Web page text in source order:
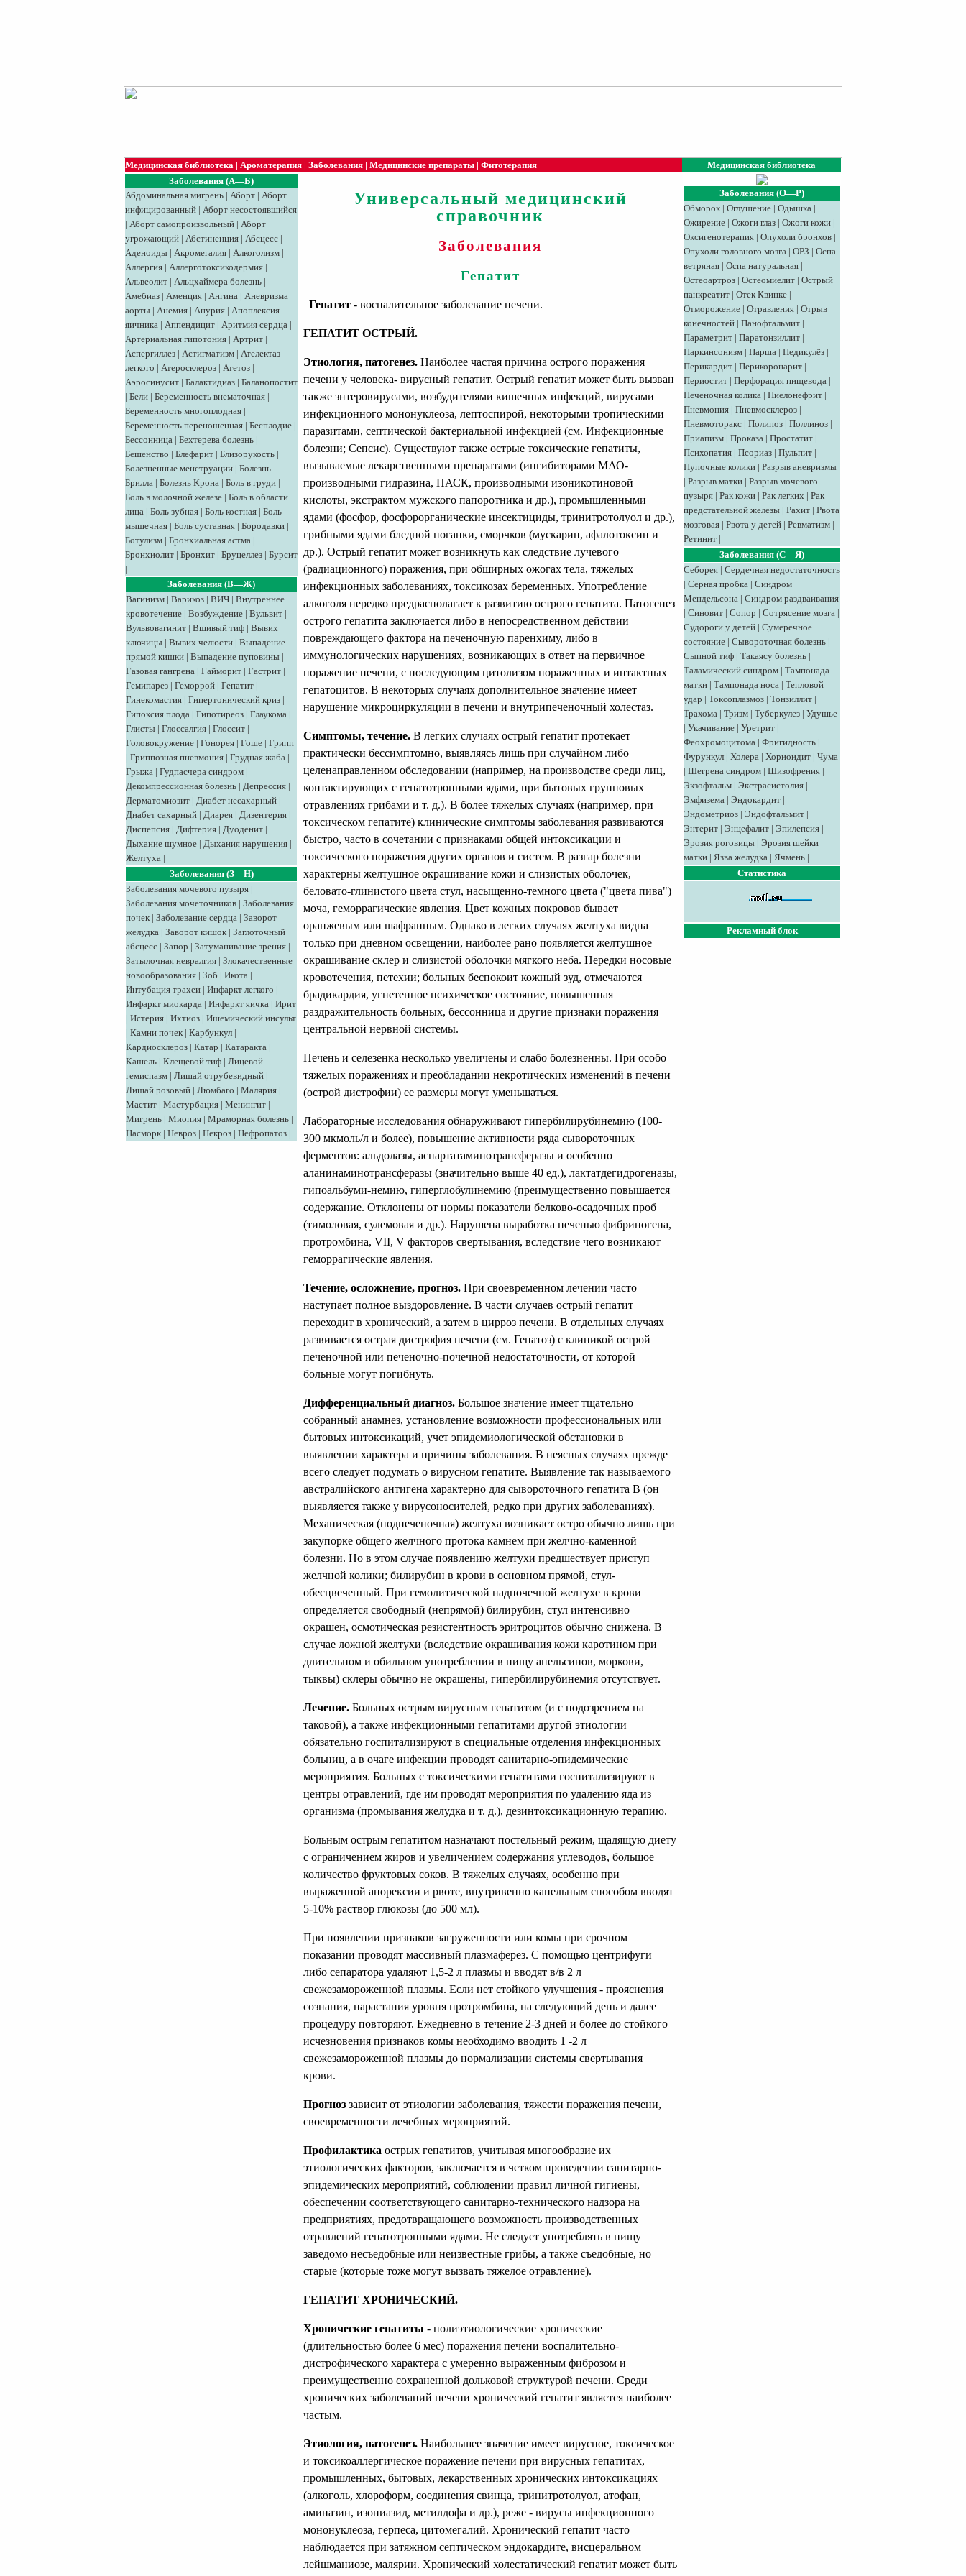
Медицинская библиотека | Ароматерапия | Заболевания | Медицинские препараты | Фитотерапия
Медицинская библиотека
Заболевания (А—Б)
Абдоминальная мигрень | Аборт | Аборт
инфицированный | Аборт несостоявшийся
| Аборт самопроизвольный | Аборт
угрожающий | Абстиненция | Абсцесс |
Аденоиды | Акромегалия | Алкоголизм |
Аллергия | Аллерготоксикодермия |
Альвеолит | Альцхаймера болезнь |
Амебиаз | Аменция | Ангина | Аневризма
аорты | Анемия | Анурия | Апоплексия
яичника | Аппендицит | Аритмия сердца |
Артериальная гипотония | Артрит |
Аспергиллез | Астигматизм | Ателектаз
легкого | Атеросклероз | Атетоз |
Аэросинусит | Балактидиаз | Баланопостит
| Бели | Беременность внематочная |
Беременность многоплодная |
Беременность переношенная | Бесплодие |
Бессонница | Бехтерева болезнь |
Бешенство | Блефарит | Близорукость |
Болезненные менструации | Болезнь
Брилла | Болезнь Крона | Боль в груди |
Боль в молочной железе | Боль в области
лица | Боль зубная | Боль костная | Боль
мышечная | Боль суставная | Бородавки |
Ботулизм | Бронхиальная астма |
Бронхиолит | Бронхит | Бруцеллез | Бурсит
|
Заболевания (В—Ж)
Вагинизм | Варикоз | ВИЧ | Внутреннее
кровотечение | Возбуждение | Вульвит |
Вульвовагинит | Вшивый тиф | Вывих
ключицы | Вывих челюсти | Выпадение
прямой кишки | Выпадение пуповины |
Газовая гангрена | Гайморит | Гастрит |
Гемипарез | Геморрой | Гепатит |
Гинекомастия | Гипертонический криз |
Гипоксия плода | Гипотиреоз | Глаукома |
Глисты | Глоссалгия | Глоссит |
Головокружение | Гонорея | Гоше | Грипп
| Гриппозная пневмония | Грудная жаба |
Грыжа | Гудпасчера синдром |
Декомпрессионная болезнь | Депрессия |
Дерматомиозит | Диабет несахарный |
Диабет сахарный | Диарея | Дизентерия |
Диспепсия | Дифтерия | Дуоденит |
Дыхание шумное | Дыхания нарушения |
Желтуха |
Заболевания (З—Н)
Заболевания мочевого пузыря |
Заболевания мочеточников | Заболевания
почек | Заболевание сердца | Заворот
желудка | Заворот кишок | Заглоточный
абсцесс | Запор | Затуманивание зрения |
Затылочная невралгия | Злокачественные
новообразования | Зоб | Икота |
Интубация трахеи | Инфаркт легкого |
Инфаркт миокарда | Инфаркт яичка | Ирит
| Истерия | Ихтиоз | Ишемический инсульт
| Камни почек | Карбункул |
Кардиосклероз | Катар | Катаракта |
Кашель | Клещевой тиф | Лицевой
гемиспазм | Лишай отрубевидный |
Лишай розовый | Люмбаго | Малярия |
Мастит | Мастурбация | Менингит |
Мигрень | Миопия | Мраморная болезнь |
Насморк | Невроз | Некроз | Нефропатоз |
Универсальный медицинский
справочник
Заболевания
Гепатит
Гепатит - воспалительное заболевание печени.
ГЕПАТИТ ОСТРЫЙ.
Этиология, патогенез. Наиболее частая причина острого поражения
печени у человека- вирусный гепатит. Острый гепатит может быть вызван
также знтеровирусами, возбудителями кишечных инфекций, вирусами
инфекционного мононуклеоза, лептоспирой, некоторыми тропическими
паразитами, септической бактериальной инфекцией (см. Инфекционные
болезни; Сепсис). Существуют также острые токсические гепатиты,
вызываемые лекарственными препаратами (ингибиторами МАО-
производными гидразина, ПАСК, производными изоникотиновой
кислоты, экстрактом мужского папоротника и др.), промышленными
ядами (фосфор, фосфорорганические инсектициды, тринитротолуол и др.),
грибными ядами бледной поганки, сморчков (мускарин, афалотоксин и
др.). Острый гепатит может возникнуть как следствие лучевого
(радиационного) поражения, при обширных ожогах тела, тяжелых
инфекционных заболеваниях, токсикозах беременных. Употребление
алкоголя нередко предрасполагает к развитию острого гепатита. Патогенез
острого гепатита заключается либо в непосредственном действии
повреждающего фактора на печеночную паренхиму, либо в
иммунологических нарушениях, возникающих в ответ на первичное
поражение печени, с последующим цитолизом пораженных и интактных
гепатоцитов. В некоторых случаях дополнительное значение имеет
нарушение микроциркуляции в печени и внутрипеченочный холестаз.
Симптомы, течение. В легких случаях острый гепатит протекает
практически бессимптомно, выявляясь лишь при случайном либо
целенаправленном обследовании (например, на производстве среди лиц,
контактирующих с гепатотропными ядами, при бытовых групповых
отравлениях грибами и т. д.). В более тяжелых случаях (например, при
токсическом гепатите) клинические симптомы заболевания развиваются
быстро, часто в сочетании с признаками общей интоксикации и
токсического поражения других органов и систем. В разгар болезни
характерны желтушное окрашивание кожи и слизистых оболочек,
беловато-глинистого цвета стул, насыщенно-темного цвета ("цвета пива")
моча, геморрагические явления. Цвет кожных покровов бывает
оранжевым или шафранным. Однако в легких случаях желтуха видна
только при дневном освещении, наиболее рано появляется желтушное
окрашивание склер и слизистой оболочки мягкого неба. Нередки носовые
кровотечения, петехии; больных беспокоит кожный зуд, отмечаются
брадикардия, угнетенное психическое состояние, повышенная
раздражительность больных, бессонница и другие признаки поражения
центральной нервной системы.
Печень и селезенка несколько увеличены и слабо болезненны. При особо
тяжелых поражениях и преобладании некротических изменений в печени
(острой дистрофии) ее размеры могут уменьшаться.
Лабораторные исследования обнаруживают гипербилирубинемию (100-
300 мкмоль/л и более), повышение активности ряда сывороточных
ферментов: альдолазы, аспартатаминотрансферазы и особенно
аланинаминотрансферазы (значительно выше 40 ед.), лактатдегидрогеназы,
гипоальбуми-немию, гиперглобулинемию (преимущественно повышается
содержание. Отклонены от нормы показатели белково-осадочных проб
(тимоловая, сулемовая и др.). Нарушена выработка печенью фибриногена,
протромбина, VII, V факторов свертывания, вследствие чего возникают
геморрагические явления.
Течение, осложнение, прогноз. При своевременном лечении часто
наступает полное выздоровление. В части случаев острый гепатит
переходит в хронический, а затем в цирроз печени. В отдельных случаях
развивается острая дистрофия печени (см. Гепатоз) с клиникой острой
печеночной или печеночно-почечной недостаточности, от которой
больные могут погибнуть.
Дифференциальный диагноз. Большое значение имеет тщательно
собранный анамнез, установление возможности профессиональных или
бытовых интоксикаций, учет эпидемиологической обстановки в
выявлении характера и причины заболевания. В неясных случаях прежде
всего следует подумать о вирусном гепатите. Выявление так называемого
австралийского антигена характерно для сывороточного гепатита В (он
выявляется также у вирусоносителей, редко при других заболеваниях).
Механическая (подпеченочная) желтуха возникает остро обычно лишь при
закупорке общего желчного протока камнем при желчно-каменной
болезни. Но в этом случае появлению желтухи предшествует приступ
желчной колики; билирубин в крови в основном прямой, стул-
обесцвеченный. При гемолитической надпочечной желтухе в крови
определяется свободный (непрямой) билирубин, стул интенсивно
окрашен, осмотическая резистентность эритроцитов обычно снижена. В
случае ложной желтухи (вследствие окрашивания кожи каротином при
длительном и обильном употреблении в пищу апельсинов, моркови,
тыквы) склеры обычно не окрашены, гипербилирубинемия отсутствует.
Лечение. Больных острым вирусным гепатитом (и с подозрением на
таковой), а также инфекционными гепатитами другой этиологии
обязательно госпитализируют в специальные отделения инфекционных
больниц, а в очаге инфекции проводят санитарно-эпидемические
мероприятия. Больных с токсическими гепатитами госпитализируют в
центры отравлений, где им проводят мероприятия по удалению яда из
организма (промывания желудка и т. д.), дезинтоксикационную терапию.
Больным острым гепатитом назначают постельный режим, щадящую диету
с ограничением жиров и увеличением содержания углеводов, большое
количество фруктовых соков. В тяжелых случаях, особенно при
выраженной анорексии и рвоте, внутривенно капельным способом вводят
5-10% раствор глюкозы (до 500 мл).
При появлении признаков загруженности или комы при срочном
показании проводят массивный плазмаферез. С помощью центрифуги
либо сепаратора удаляют 1,5-2 л плазмы и вводят в/в 2 л
свежезамороженной плазмы. Если нет стойкого улучшения - прояснения
сознания, нарастания уровня протромбина, на следующий день и далее
процедуру повторяют. Ежедневно в течение 2-3 дней и более до стойкого
исчезновения признаков комы необходимо вводить 1 -2 л
свежезамороженной плазмы до нормализации системы свертывания
крови.
Прогноз зависит от этиологии заболевания, тяжести поражения печени,
своевременности лечебных мероприятий.
Профилактика острых гепатитов, учитывая многообразие их
этиологических факторов, заключается в четком проведении санитарно-
эпидемических мероприятий, соблюдении правил личной гигиены,
обеспечении соответствующего санитарно-технического надзора на
предприятиях, предотвращающего возможность производственных
отравлений гепатотропными ядами. Не следует употреблять в пищу
заведомо несъедобные или неизвестные грибы, а также съедобные, но
старые (которые тоже могут вызвать тяжелое отравление).
ГЕПАТИТ ХРОНИЧЕСКИЙ.
Хронические гепатиты - полиэтиологические хронические
(длительностью более 6 мес) поражения печени воспалительно-
дистрофического характера с умеренно выраженным фиброзом и
преимущественно сохраненной дольковой структурой печени. Среди
хронических заболеваний печени хронический гепатит является наиболее
частым.
Этиология, патогенез. Наибольшее значение имеет вирусное, токсическое
и токсикоаллергическое поражение печени при вирусных гепатитах,
промышленных, бытовых, лекарственных хронических интоксикациях
(алкоголь, хлороформ, соединения свинца, тринитротолуол, атофан,
аминазин, изониазид, метилдофа и др.), реже - вирусы инфекционного
мононуклеоза, герпеса, цитомегалий. Хронический гепатит часто
наблюдается при затяжном септическом эндокардите, висцеральном
лейшманиозе, малярии. Хронический холестатический гепатит может быть
Заболевания (О—Р)
Обморок | Оглушение | Одышка |
Ожирение | Ожоги глаз | Ожоги кожи |
Оксигенотерапия | Опухоли бронхов |
Опухоли головного мозга | ОРЗ | Оспа
ветряная | Оспа натуральная |
Остеоартроз | Остеомиелит | Острый
панкреатит | Отек Квинке |
Отморожение | Отравления | Отрыв
конечностей | Панофтальмит |
Параметрит | Паратонзиллит |
Паркинсонизм | Парша | Педикулёз |
Перикардит | Перикоронарит |
Периостит | Перфорация пищевода |
Печеночная колика | Пиелонефрит |
Пневмония | Пневмосклероз |
Пневмоторакс | Полипоз | Поллиноз |
Приапизм | Проказа | Простатит |
Психопатия | Псориаз | Пульпит |
Пупочные колики | Разрыв аневризмы
| Разрыв матки | Разрыв мочевого
пузыря | Рак кожи | Рак легких | Рак
предстательной железы | Рахит | Рвота
мозговая | Рвота у детей | Ревматизм |
Ретинит |
Заболевания (С—Я)
Себорея | Сердечная недостаточность
| Серная пробка | Синдром
Мендельсона | Синдром раздваивания
| Синовит | Сопор | Сотрясение мозга |
Судороги у детей | Сумеречное
состояние | Сывороточная болезнь |
Сыпной тиф | Такаясу болезнь |
Таламический синдром | Тампонада
матки | Тампонада носа | Тепловой
удар | Токсоплазмоз | Тонзиллит |
Трахома | Тризм | Туберкулез | Удушье
| Укачивание | Уретрит |
Феохромоцитома | Фригидность |
Фурункул | Холера | Хориоидит | Чума
| Шегрена синдром | Шизофрения |
Экзофтальм | Экстрасистолия |
Эмфизема | Эндокардит |
Эндометриоз | Эндофтальмит |
Энтерит | Энцефалит | Эпилепсия |
Эрозия роговицы | Эрозия шейки
матки | Язва желудка | Ячмень |
Статистика
Рекламный блок